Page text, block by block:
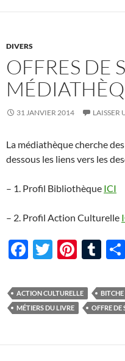
o
DIVERS
OFFRES DE
31 JANVIER 2014 LAISSER
La médiathèque cherche
dessous les liens vers les
– 1. Profil Bibliothèque ICI
– 2. Profil Action Culturelle
F
e
b
o
T
itt
er
Pi
er
es
T
m
bl
ACTION CULTURELLE BITCHE
MÉTIERS DU LIVRE
OFFRE DE